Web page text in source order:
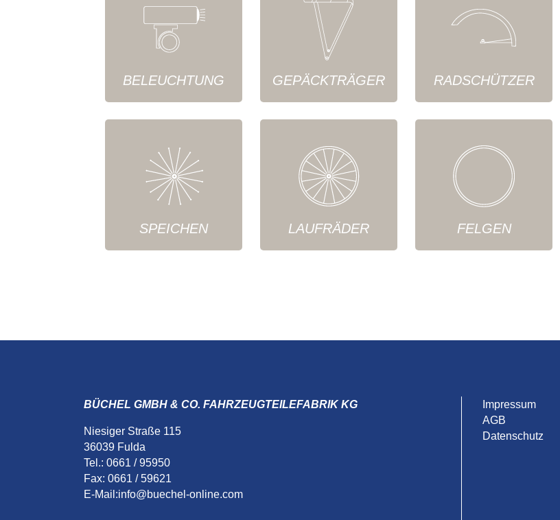
BELEUCHTUNG GEPÄCKTRÄGER RADSCHÜTZER
SPEICHEN LAUFRÄDER FELGEN
BÜCHEL GMBH & CO. FAHRZEUGTEILEFABRIK KG
Niesiger Straße 115
36039 Fulda
Tel.: 0661 / 95950
Fax: 0661 / 59621
E-Mail:info@buechel-online.com
Impressum
AGB
Datenschutz